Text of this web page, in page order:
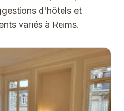
d'hôtels et
variés à Reims.